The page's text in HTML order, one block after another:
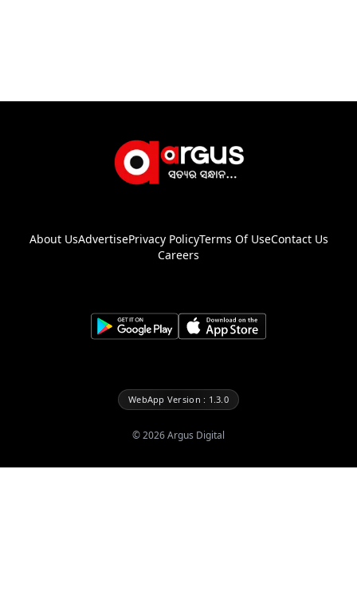
About UsAdvertisePrivacy PolicyTerms Of UseContact Us
Careers
WebApp Version : 1.3.0
©2026Argus Digital